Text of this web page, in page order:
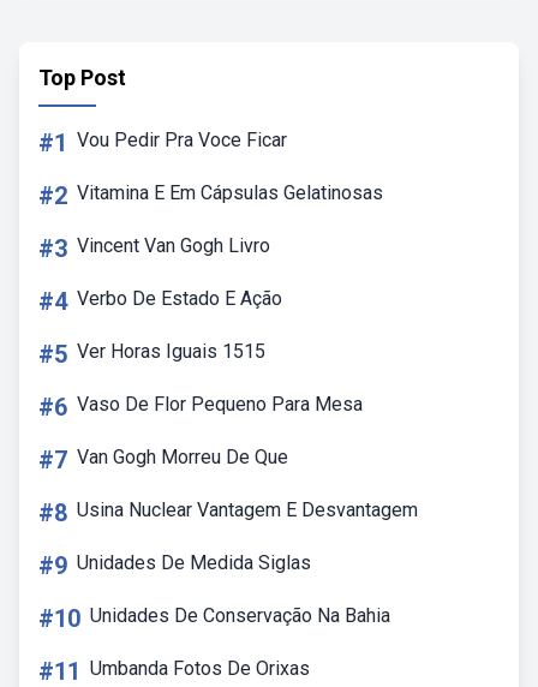
Top Post
#1 Vou Pedir Pra Voce Ficar
#2 Vitamina E Em Cápsulas Gelatinosas
#3 Vincent Van Gogh Livro
#4 Verbo De Estado E Ação
#5 Ver Horas Iguais 1515
#6 Vaso De Flor Pequeno Para Mesa
#7 Van Gogh Morreu De Que
#8 Usina Nuclear Vantagem E Desvantagem
#9 Unidades De Medida Siglas
#10 Unidades De Conservação Na Bahia
#11 Umbanda Fotos De Orixas